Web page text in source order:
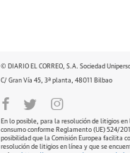
© DIARIO EL CORREO, S.A. Sociedad
C/ Gran Vía 45, 3ª planta, 48011 Bilbao
En lo posible, para la resolución de litigios
consumo conforme Reglamento (UE) 524/
posibilidad que la Comisión Europea facilita
resolución de litigios en línea y que se